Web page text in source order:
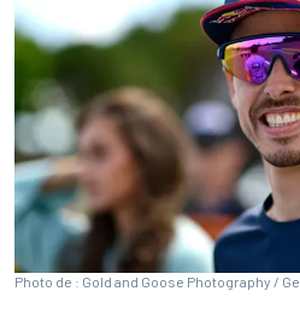
Photo de : Gold and Goose Photography /